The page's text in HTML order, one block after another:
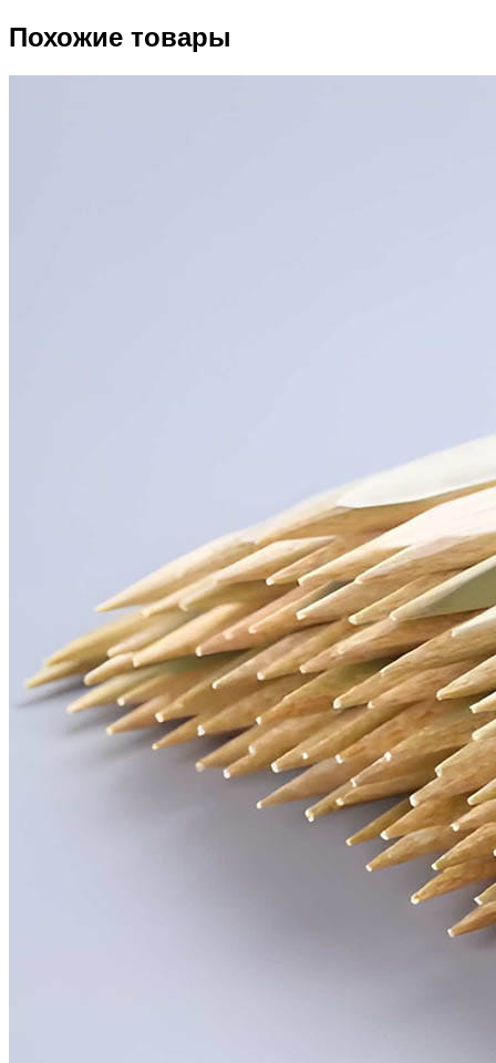
Похожие товары